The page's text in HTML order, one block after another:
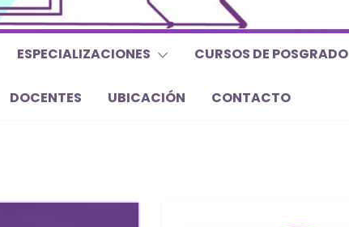
ESPECIALIZACIONES CURSOS DE POSGRADO
DOCENTES UBICACIÓN CONTACTO